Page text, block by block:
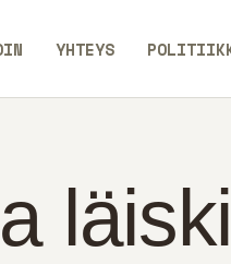
YHTEYS